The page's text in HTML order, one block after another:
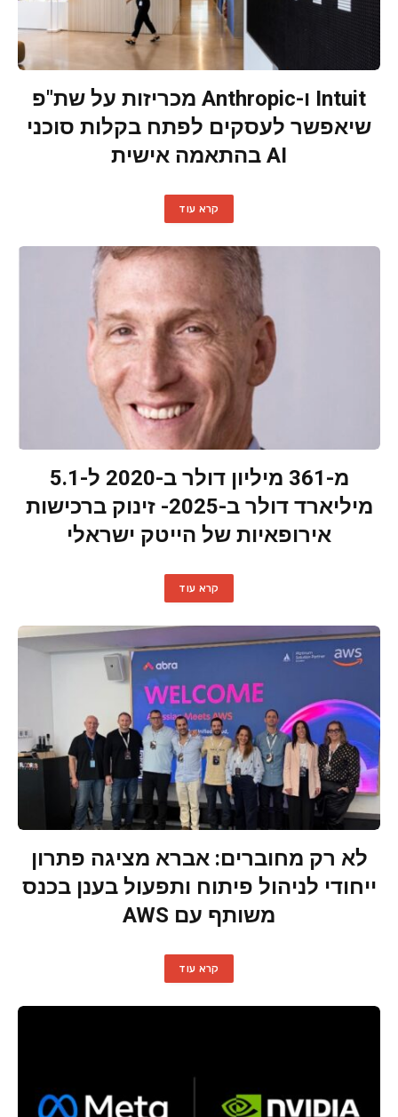
Intuit ו-Anthropic מכריזות על שת"פ
שיאפשר לעסקים לפתח בקלות סוכני
AI בהתאמה אישית
קרא עוד
מ-361 מיליון דולר ב-2020 ל-5.1
מיליארד דולר ב-2025- זינוק ברכישות
אירופאיות של הייטק ישראלי
קרא עוד
לא רק מחוברים: אברא מציגה פתרון
ייחודי לניהול פיתוח ותפעול בענן בכנס
משותף עם AWS
קרא עוד